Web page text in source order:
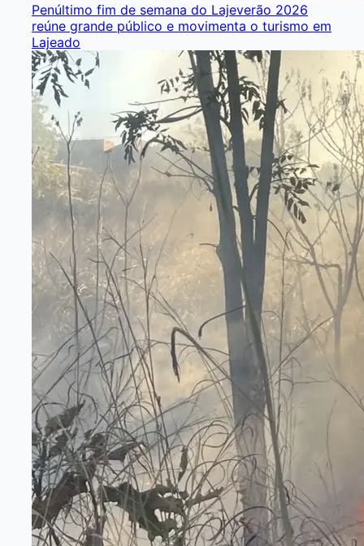
Penúltimo fim de semana do Lajeverão 2026
reúne grande público e movimenta o turismo em
Lajeado